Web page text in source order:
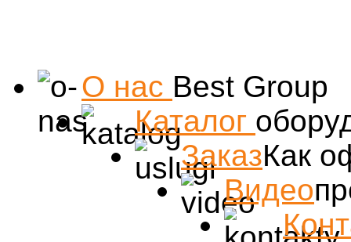
О нас Best Group
Каталог
ЗаказКак
Видео